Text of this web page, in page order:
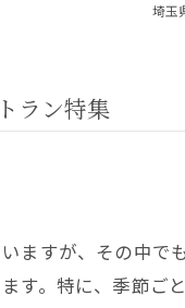
埼玉
ラン特集
ますが、その中
す。特に、季節